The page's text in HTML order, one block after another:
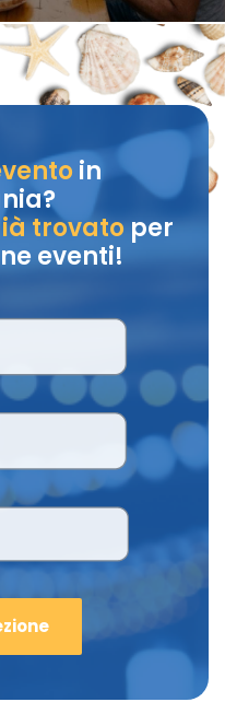
in
trovatoper
eventi!